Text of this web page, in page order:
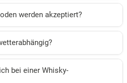
werden akzeptiert?
bei einer Whisky-